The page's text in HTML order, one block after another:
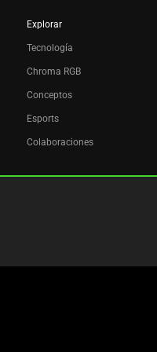
Explorar
Tecnología
Chroma RGB
Conceptos
Esports
Colaboraciones